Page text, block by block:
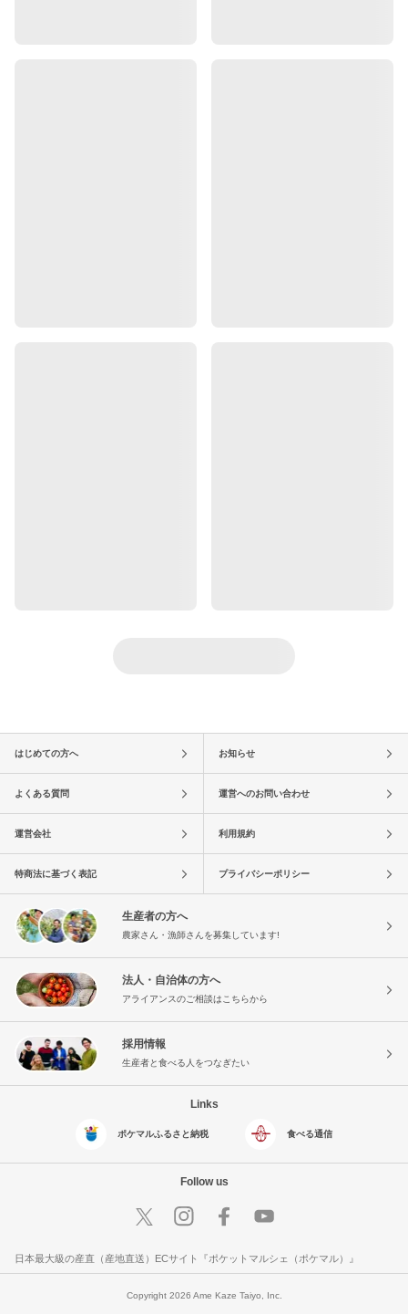
はじめての方へ お知らせ
よくある質問 運営へのお問い合わせ
運営会社 利用規約
特商法に基づく表記 プライバシーポリシー
生産者の方へ
農家さん・漁師さんを募集しています!
法人・自治体の方へ
アライアンスのご相談はこちらから
採用情報
生産者と食べる人をつなぎたい
Links
ポケマルふるさと納税 食べる通信
Follow us
日本最大級の産直（産地直送）ECサイト『ポケットマルシェ（ポケマル）』
Copyright 2026 Ame Kaze Taiyo, Inc.